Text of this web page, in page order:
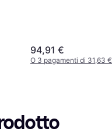
94,91 €
O 3 pagamenti di 31,63 €